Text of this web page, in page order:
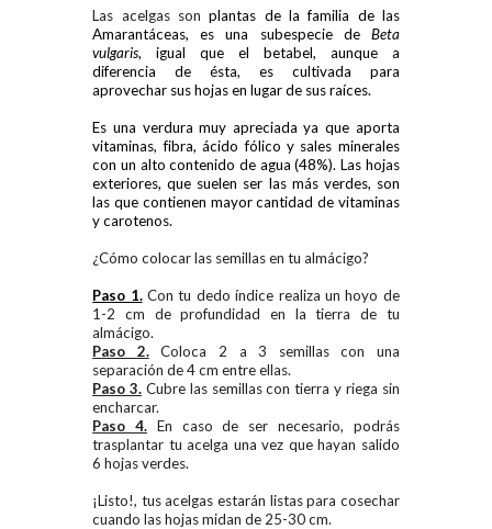
Las acelgas sonplantas de la familia de las
Amarantáceas, es una subespecie de Beta
vulgaris,igual que el betabel, aunque a
diferencia de ésta, es cultivada para
aprovechar sus hojas en lugar de sus raíces.
Es una verdura muy apreciada ya que aporta
vitaminas, fibra, ácido fólico y sales minerales
con un alto contenido de agua (48%). Las hojas
exteriores, que suelen ser las más verdes, son
las que contienen mayor cantidad de vitaminas
y carotenos.
¿Cómo colocar las semillas en tu almácigo?
Paso 1.Con tu dedo índice realiza un hoyo de
1-2 cm de profundidad en la tierra de tu
almácigo.
Paso 2.
Coloca 2 a 3 semillas con una
separación de 4 cm entre ellas.
Paso 3. Cubre las semillas con tierra y riega sin
encharcar.
Paso 4.En caso de ser necesario, podrás
trasplantar tu acelga una vez que hayan salido
6 hojas verdes.
¡Listo!, tus acelgas estarán listas para cosechar
cuando las hojas midan de 25-30 cm.